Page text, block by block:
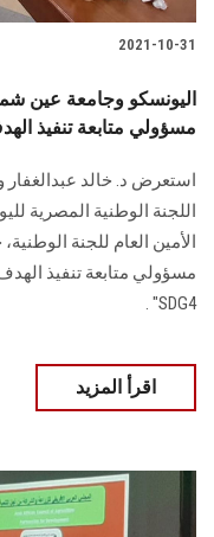
2021-10-31
اليونسكو وجامعة عين
مسؤولي متابعة تنفيذ
استعرض د. خالد عبدالغفار
اللجنة الوطنية المصرية
الأمين العام للجنة
مسؤولي متابعة تنفيذ
SDG4" .
اقرأ المزيد